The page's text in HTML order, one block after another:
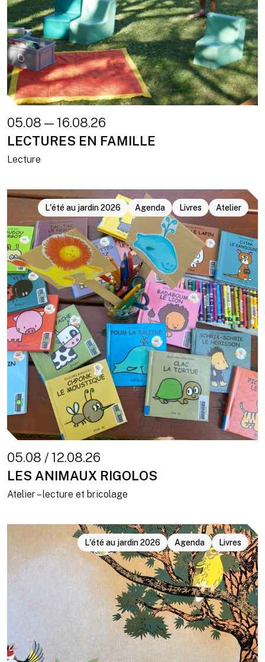
05.08 — 16.08.26
LECTURES EN FAMILLE
Lecture
L'été au jardin 2026 Agenda Livres Atelier
05.08 / 12.08.26
LES ANIMAUX RIGOLOS
Atelier – lecture et bricolage
L'été au jardin 2026 Agenda Livres